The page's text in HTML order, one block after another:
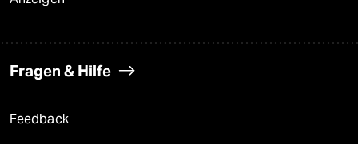
Fragen & Hilfe
Feedback